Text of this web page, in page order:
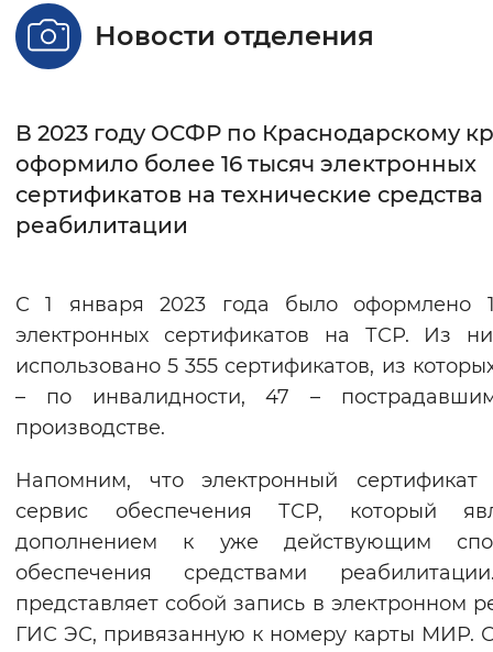
Цвет сайта
Монохромный Инверсивный
Изображения
Включены Выключены
Звуковой ассистент
Вернуть стандартные настройки
Новости отделения
В 2023 году ОСФР по Краснодарскому
оформило более 16 тысяч электронных
сертификатов на технические средства
реабилитации
С 1 января 2023 года было оформлено
электронных сертификатов на ТСР. Из
использовано 5 355 сертификатов, из
– по инвалидности, 47 –
производстве.
Напомним, что электронный
сервис обеспечения ТСР, который
дополнением к уже действующим
обеспечения средствами
представляет собой запись в электронном
ГИС ЭС, привязанную к номеру карты МИР.